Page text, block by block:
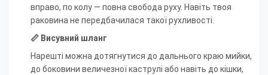
вправо, по колу — повна свобода руху. Навіть твоя
раковина не передбачилася такої рухливості.
📏 Висувний шланг
Нарешті можна дотягнутися до дальнього краю мийки,
до боковини величезної каструлі або навіть до кішки,